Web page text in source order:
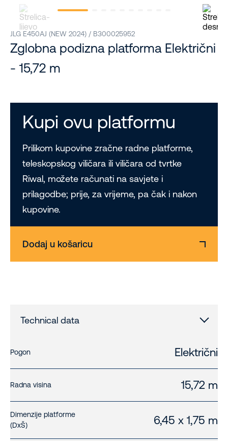
JLG E450AJ (NEW 2024) / B300025952
Zglobna podizna platforma Električni
- 15,72 m
Kupi ovu platformu
Prilikom kupovine zračne radne platforme,
teleskopskog viličara ili viličara od tvrtke
Riwal, možete računati na savjete i
prilagodbe; prije, za vrijeme, pa čak i nakon
kupovine.
Dodaj u košaricu
Technical data
Pogon Električni
Radna visina 15,72 m
Dimenzije platforme
(DxŠ)
6,45 x 1,75 m